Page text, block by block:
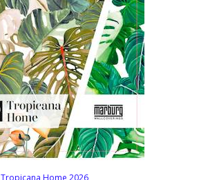
Tropicana Home 2026